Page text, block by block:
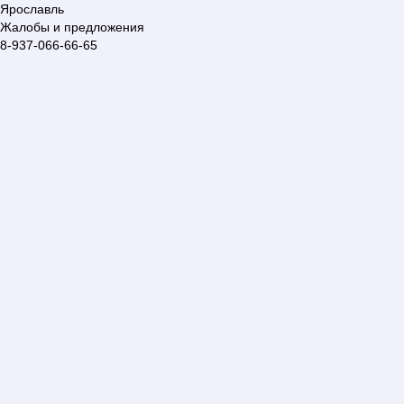
Ярославль
Жалобы и предложения
8-937-066-66-65